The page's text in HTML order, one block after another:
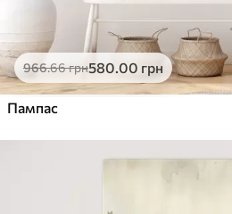
966.66грн580.00 грн
Пампас